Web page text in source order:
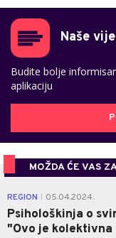
Naše
Budite bolje
aplikaciju
MOŽDA ĆE VAS
REGION 05.04.2024.
Psihološkinja o
"Ovo je kolektivna